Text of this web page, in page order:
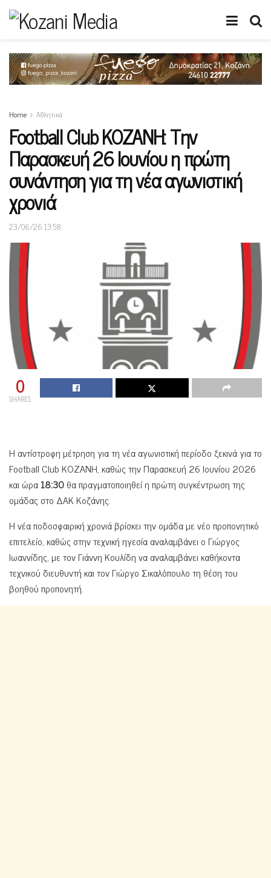
Home Αθλητικά
Football Club ΚΟΖΑΝΗ: Την
Παρασκευή 26 Ιουνίου η πρώτη
συνάντηση για τη νέα αγωνιστική
χρονιά
23/06/26 13:58
0
SHARES
Η αντίστροφη μέτρηση για τη νέα αγωνιστική περίοδο ξεκινά για το
Football Club ΚΟΖΑΝΗ, καθώς την Παρασκευή 26 Ιουνίου 2026
και ώρα18:30θα πραγματοποιηθεί η πρώτη συγκέντρωση της
ομάδας στο ΔΑΚ Κοζάνης.
Η νέα ποδοσφαιρική χρονιά βρίσκει την ομάδα με νέο προπονητικό
επιτελείο, καθώς στην τεχνική ηγεσία αναλαμβάνει ο Γιώργος
Ιωαννίδης, με τον Γιάννη Κουλίδη να αναλαμβάνει καθήκοντα
τεχνικού διευθυντή και τον Γιώργο Σικαλόπουλο τη θέση του
βοηθού προπονητή.